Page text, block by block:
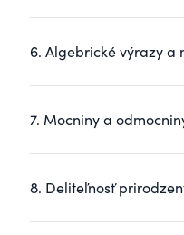
6. Algebrické výrazy a
7. Mocniny a
8. Deliteľnosť